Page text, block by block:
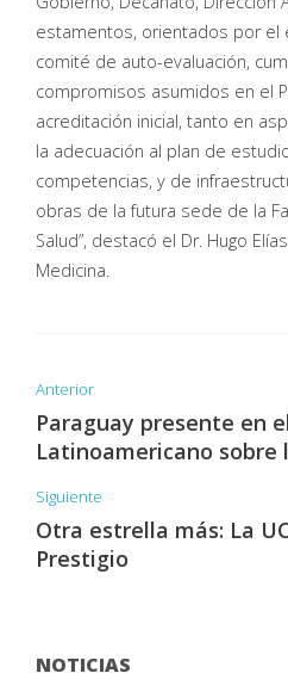
estamentos, orientados por el
comité de auto-evaluación,
compromisos asumidos en el
acreditación inicial, tanto en
la adecuación al plan de
competencias, y de
obras de la futura sede de la
Salud”, destacó el Dr. Hugo
Medicina.
Anterior
Paraguay presente en
Latinoamericano sobre
Siguiente
Otra estrella más: La
Prestigio
NOTICIAS